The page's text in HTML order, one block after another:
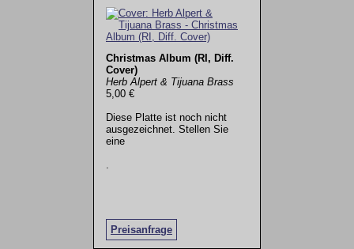
Christmas Album (RI, Diff.
Cover)
Herb Alpert & Tijuana Brass
5,00 €
Diese Platte ist noch nicht
ausgezeichnet. Stellen Sie
eine
Preisanfrage
.